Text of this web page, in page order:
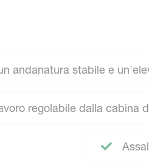
andanatura stabile e
regolabile dalla cabina